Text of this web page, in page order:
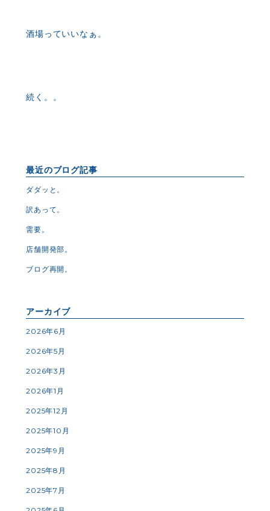
酒場っていいなぁ。
続く。。
最近のブログ記事
ダダッと。
訳あって。
需要。
店舗開発部。
ブログ再開。
アーカイブ
2026年6月
2026年5月
2026年3月
2026年1月
2025年12月
2025年10月
2025年9月
2025年8月
2025年7月